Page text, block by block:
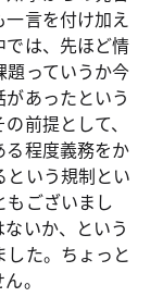
言を付け加え
では、先ほど情
題っていうか今
あったという
前提として、
る程度義務をか
という規制とい
もございまし
いか、という
た。ちょっと
。